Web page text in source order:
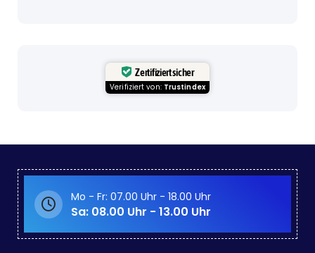
Zertifiziert sicher
Verifiziert von: Trustindex
Mo - Fr: 07.00 Uhr - 18.00 Uhr
Sa: 08.00 Uhr - 13.00 Uhr